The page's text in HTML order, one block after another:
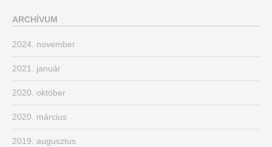
ARCHÍVUM
2024. november
2021. január
2020. október
2020. március
2019. augusztus